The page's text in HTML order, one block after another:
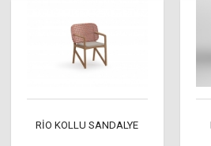
RİO KOLLU SANDALYE